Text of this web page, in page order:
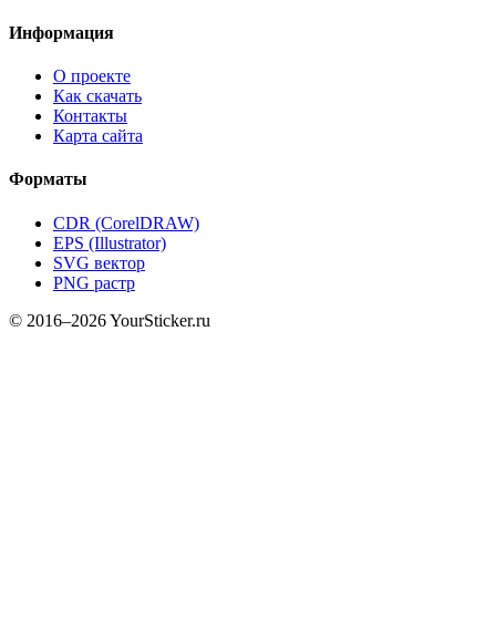
Информация
О проекте
Как скачать
Контакты
Карта сайта
Форматы
CDR (CorelDRAW)
EPS (Illustrator)
SVG вектор
PNG растр
© 2016–2026 YourSticker.ru